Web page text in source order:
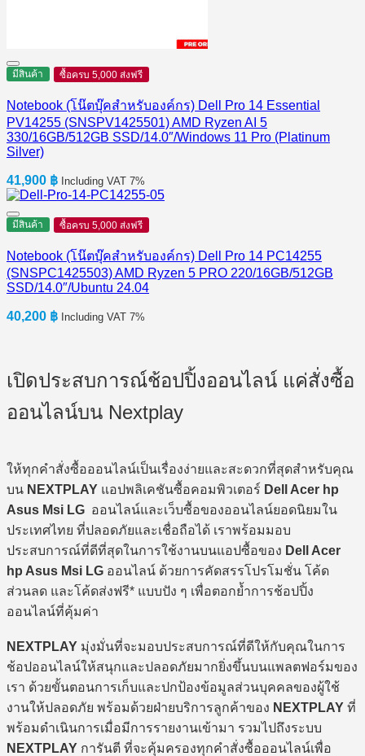
มีสินค้า ซื้อครบ 5,000 ส่งฟรี
Notebook (โน๊ตบุ๊คสำหรับองค์กร) Dell Pro 14 Essential
PV14255 (SNSPV1425501) AMD Ryzen AI 5
330/16GB/512GB SSD/14.0″/Windows 11 Pro (Platinum
Silver)
41,900 ฿ Including VAT 7%
มีสินค้า ซื้อครบ 5,000 ส่งฟรี
Notebook (โน๊ตบุ๊คสำหรับองค์กร) Dell Pro 14 PC14255
(SNSPC1425503) AMD Ryzen 5 PRO 220/16GB/512GB
SSD/14.0″/Ubuntu 24.04
40,200 ฿ Including VAT 7%
เปิดประสบการณ์ช้อปปิ้งออนไลน์ แค่สั่งซื้อ
ออนไลน์บน Nextplay
ให้ทุกคำสั่งซื้อออนไลน์เป็นเรื่องง่ายและสะดวกที่สุดสำหรับคุณ
บน NEXTPLAY แอปพลิเคชันซื้อคอมพิวเตอร์ Dell Acer hp
Asus Msi LG ออนไลน์และเว็บซื้อของออนไลน์ยอดนิยมใน
ประเทศไทย ที่ปลอดภัยและเชื่อถือได้ เราพร้อมมอบ
ประสบการณ์ที่ดีที่สุดในการใช้งานบนแอปซื้อของ Dell Acer
hp Asus Msi LG ออนไลน์ ด้วยการคัดสรรโปรโมชั่น โค้ด
ส่วนลด และโค้ดส่งฟรี* แบบปัง ๆ เพื่อตอกย้ำการช้อปปิ้ง
ออนไลน์ที่คุ้มค่า
NEXTPLAY มุ่งมั่นที่จะมอบประสบการณ์ที่ดีให้กับคุณในการ
ช้อปออนไลน์ให้สนุกและปลอดภัยมากยิ่งขึ้นบนแพลตฟอร์มของ
เรา ด้วยขั้นตอนการเก็บและปกป้องข้อมูลส่วนบุคคลของผู้ใช้
งานให้ปลอดภัย พร้อมด้วยฝ่ายบริการลูกค้าของ NEXTPLAY ที่
พร้อมดำเนินการเมื่อมีการรายงานเข้ามา รวมไปถึงระบบ
NEXTPLAY การันตี ที่จะคุ้มครองทุกคำสั่งซื้อออนไลน์เพื่อ